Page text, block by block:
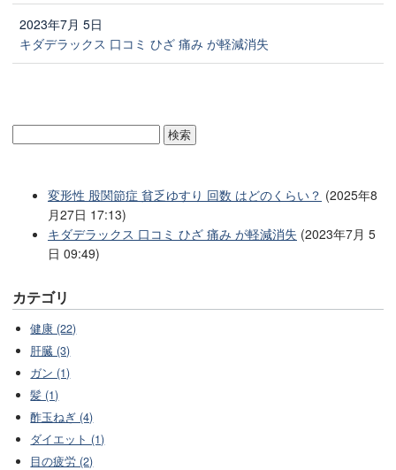
2023年7月 5日
キダデラックス 口コミ ひざ 痛み が軽減消失
変形性 股関節症 貧乏ゆすり 回数 はどのくらい？ (2025年8
月27日 17:13)
キダデラックス 口コミ ひざ 痛み が軽減消失 (2023年7月 5
日 09:49)
カテゴリ
健康 (22)
肝臓 (3)
ガン (1)
髪 (1)
酢玉ねぎ (4)
ダイエット (1)
目の疲労 (2)